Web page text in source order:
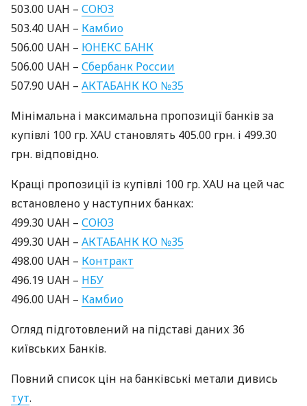
503.00 UAH – СОЮЗ
503.40 UAH – Камбио
506.00 UAH – ЮНЕКС БАНК
506.00 UAH – Сбербанк России
507.90 UAH – АКТАБАНК КО №35
Мінімальна і максимальна пропозиції банків за
купівлі 100 гр. XAU становлять 405.00 грн. і 499.30
грн. відповідно.
Кращі пропозиції із купівлі 100 гр. XAU на цей час
встановлено у наступних банках:
499.30 UAH – СОЮЗ
499.30 UAH – АКТАБАНК КО №35
498.00 UAH – Контракт
496.19 UAH – НБУ
496.00 UAH – Камбио
Огляд підготовлений на підставі даних 36
київських Банків.
Повний список цін на банківські метали дивись
тут.